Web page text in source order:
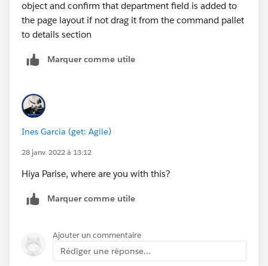
object and confirm that department field is added to
the page layout if not drag it from the command pallet
to details section
Marquer comme utile
Ines Garcia (get: Agile)
28 janv. 2022 à 13:12
Hiya Parise, where are you with this?
Marquer comme utile
Ajouter un commentaire
Rédiger une réponse...